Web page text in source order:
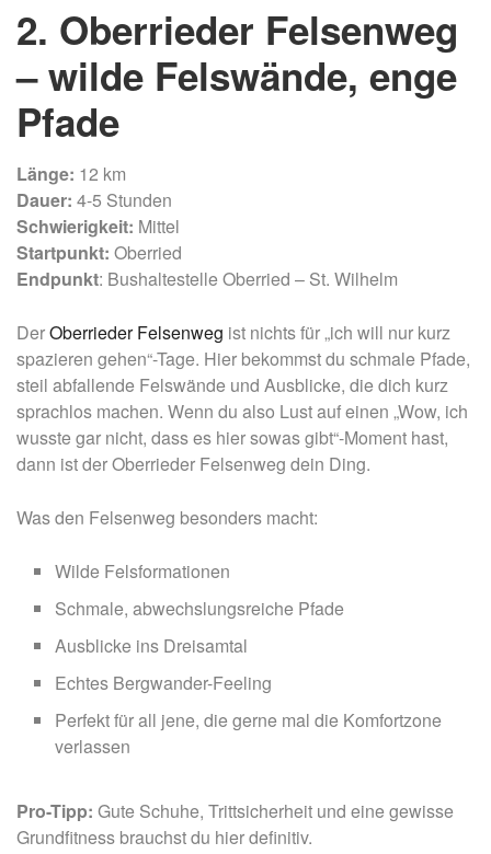
2. Oberrieder Felsenweg
– wilde Felswände, enge
Pfade
Länge: 12 km
Dauer: 4-5 Stunden
Schwierigkeit: Mittel
Startpunkt: Oberried
Endpunkt: Bushaltestelle Oberried – St. Wilhelm
DerOberrieder Felsenweg ist nichts für „ich will nur kurz
spazieren gehen“-Tage. Hier bekommst du schmale Pfade,
steil abfallende Felswände und Ausblicke, die dich kurz
sprachlos machen. Wenn du also Lust auf einen „Wow, ich
wusste gar nicht, dass es hier sowas gibt“-Moment hast,
dann ist der Oberrieder Felsenweg dein Ding.
Was den Felsenweg besonders macht:
Wilde Felsformationen
Schmale, abwechslungsreiche Pfade
Ausblicke ins Dreisamtal
Echtes Bergwander-Feeling
Perfekt für all jene, die gerne mal die Komfortzone
verlassen
Pro-Tipp: Gute Schuhe, Trittsicherheit und eine gewisse
Grundfitness brauchst du hier definitiv.